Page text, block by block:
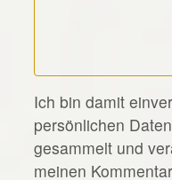
*
Ich bin damit
persönlichen
gesammelt und
meinen